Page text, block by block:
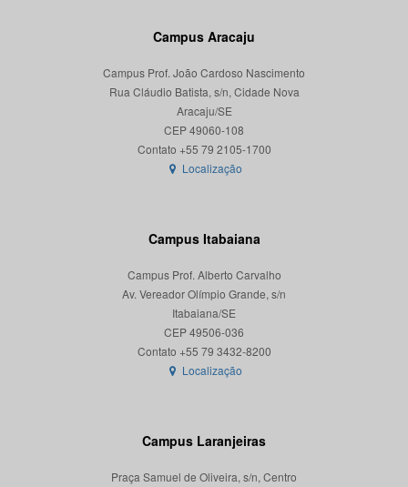
Campus Aracaju
Campus Prof. João Cardoso Nascimento
Rua Cláudio Batista, s/n, Cidade Nova
Aracaju/SE
CEP 49060-108
Localização
Campus Itabaiana
Campus Prof. Alberto Carvalho
Av. Vereador Olímpio Grande, s/n
Itabaiana/SE
CEP 49506-036
Localização
Campus Laranjeiras
Praça Samuel de Oliveira, s/n, Centro